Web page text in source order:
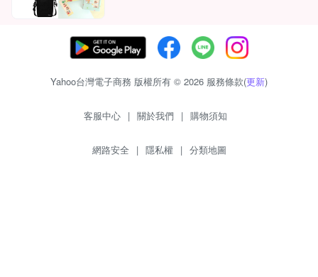
Yahoo台灣電子商務 版權所有 © 2026 服務條款(更新)
客服中心 | 關於我們 | 購物須知
網路安全 | 隱私權 | 分類地圖